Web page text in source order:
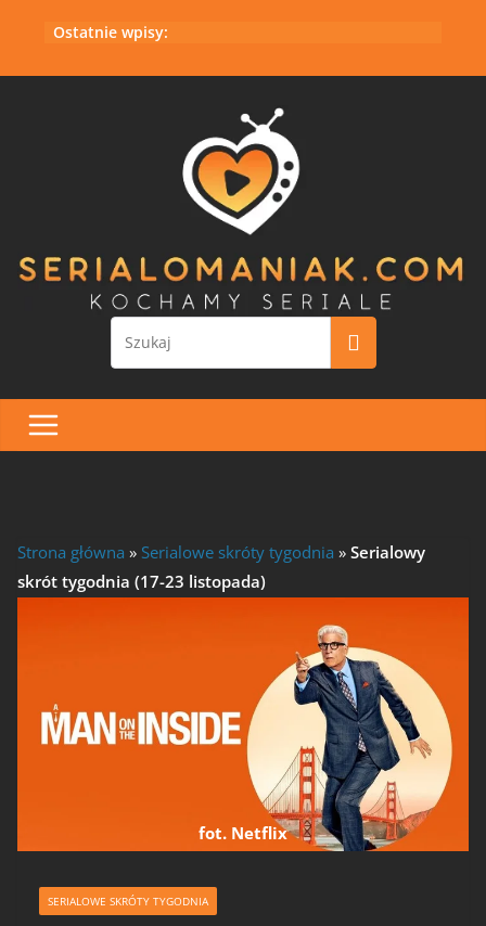
Ostatnie wpisy:
Strona główna » Serialowe skróty tygodnia » Serialowy
skrót tygodnia (17-23 listopada)
fot. Netflix
SERIALOWE SKRÓTY TYGODNIA